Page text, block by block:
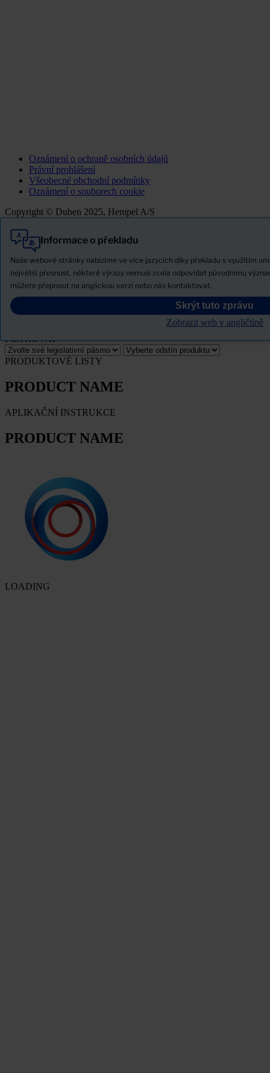
Oznámení o ochraně osobních údajů
Právní prohlášení
Všeobecné obchodní podmínky
Oznámení o souborech cookie
Copyright © Duben 2025, Hempel A/S
Informace o překladu
Naše webové stránky nabízíme ve více jazycích díky překladu s využitím
největší přesnost, některé výrazy nemusí zcela odpovídat původnímu
můžete přepnout na anglickou verzi nebo nás kontaktovat.
Skrýt tuto zprávu
Zobrazit web v angličtině
Vše
Produkty
Stáhněte si bezpečnostní list
PRODUCT NAME
FILTROVAT
PRODUKTOVÉ LISTY
PRODUCT NAME
APLIKAČNÍ INSTRUKCE
PRODUCT NAME
LOADING